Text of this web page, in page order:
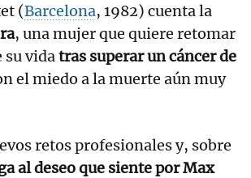
(Barcelona, 1982) cuenta la
, una mujer que quiere retomar
su vidatras superar un cáncer de
el miedo a la muerte aún muy
retos profesionales y, sobre
al deseo que siente por Max